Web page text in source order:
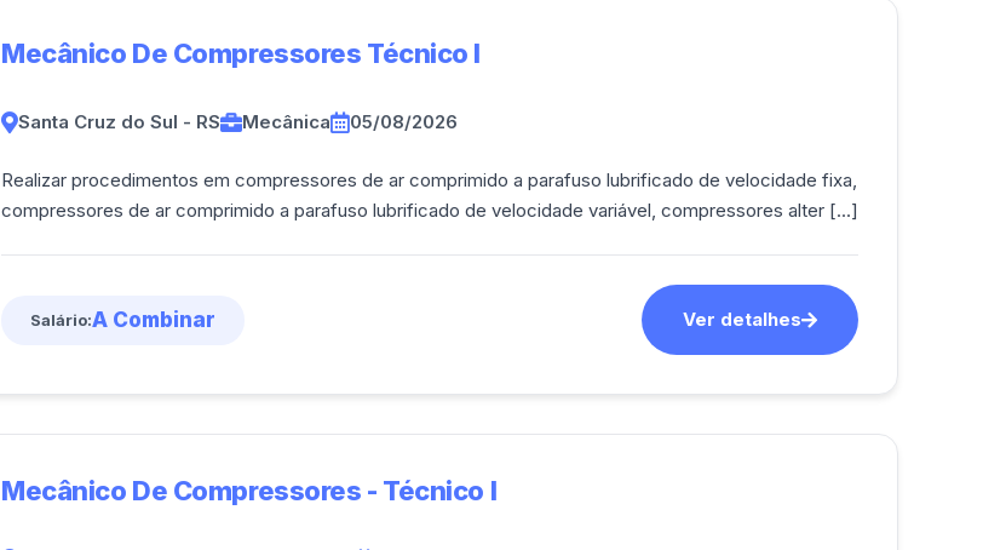
Mecânico De Compressores Técnico I
Santa Cruz do Sul - RS Mecânica 05/08/2026
Realizar procedimentos em compressores de ar comprimido a parafuso lubrificado de velocidade fixa,
compressores de ar comprimido a parafuso lubrificado de velocidade variável, compressores alter [...]
Salário:A Combinar Ver detalhes
Mecânico De Compressores - Técnico I